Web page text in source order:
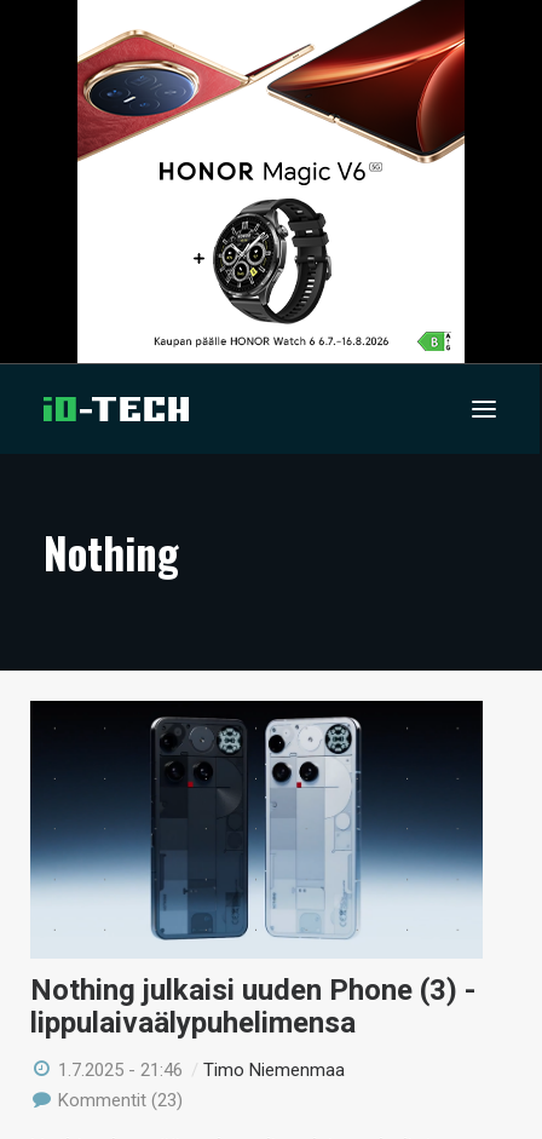
ARTIKKELIT
TECHBBS
TIETOA
HINTA.FI
KAUPPA
VAIHDA TEEMA
HAKU
Nothing
Nothing julkaisi uuden Phone (3) -
lippulaivaälypuhelimensa
1.7.2025 - 21:46 /Timo Niemenmaa
Kommentit (23)